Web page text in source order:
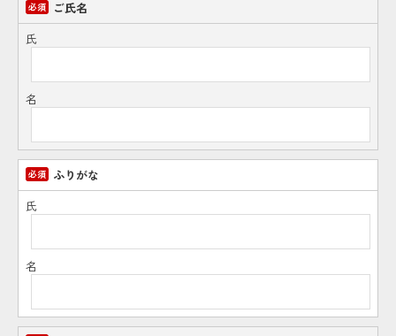
ご氏名
氏
名
ふりがな
氏
名